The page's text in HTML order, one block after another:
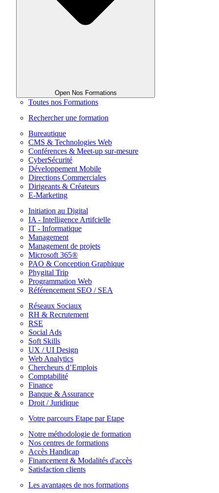
Open Nos Formations
Toutes nos Formations
Rechercher une formation
Bureautique
CMS & Technologies Web
Conférences & Meet-up sur-mesure
CyberSécurité
Développement Mobile
Directions Commerciales
Dirigeants & Créateurs
E-Marketing
Initiation au Digital
IA - Intelligence Artifcielle
IT - Informatique
Management
Management de projets
Microsoft 365®
PAO & Conception Graphique
Phygital Trip
Programmation Web
Référencement SEO / SEA
Réseaux Sociaux
RH & Recrutement
RSE
Social Ads
Soft Skills
UX / UI Design
Web Analytics
Chercheurs d’Emplois
Comptabilité
Finance
Banque & Assurance
Droit / Juridique
Votre parcours Etape par Etape
Notre méthodologie de formation
Nos centres de formations
Accès Handicap
Financement & Modalités d'accès
Satisfaction clients
Les avantages de nos formations